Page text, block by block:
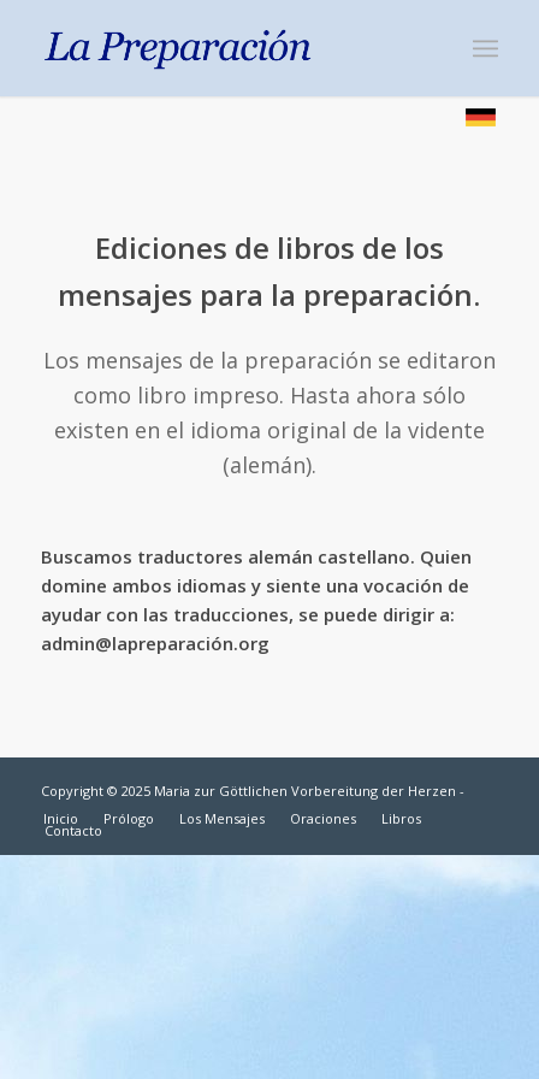
Ediciones de libros de los
mensajes para la preparación.
Los mensajes de la preparación se editaron
como libro impreso. Hasta ahora sólo
existen en el idioma original de la vidente
(alemán).
Buscamos traductores alemán castellano. Quien
domine ambos idiomas y siente una vocación de
ayudar con las traducciones, se puede dirigir a:
admin@lapreparación.org
Copyright © 2025 Maria zur Göttlichen Vorbereitung der Herzen -
Inicio
Prólogo Los Mensajes Oraciones Libros
Contacto